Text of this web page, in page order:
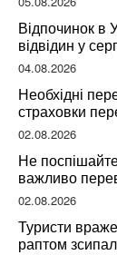
Відпочинок в
відвідин у
закордонні
04.08.2026
Необхідні
страховки
подорож
02.08.2026
Не
важливо
за словами
02.08.2026
Туристи
раптом